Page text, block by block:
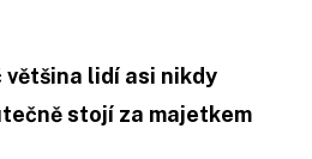
většina lidí asi nikdy
stojí za majetkem